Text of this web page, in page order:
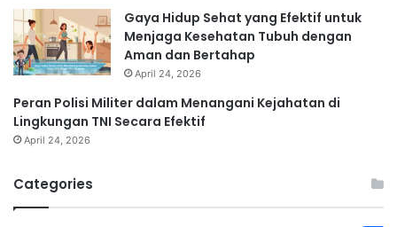
Gaya Hidup Sehat yang Efektif untuk
Menjaga Kesehatan Tubuh dengan
Aman dan Bertahap
April 24, 2026
Peran Polisi Militer dalam Menangani Kejahatan di
Lingkungan TNI Secara Efektif
April 24, 2026
Categories